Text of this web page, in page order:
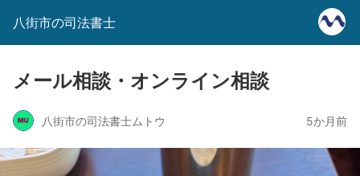
八街市の司法書士
メール相談・オンライン相談
八街市の司法書士ムトウ 5か月前